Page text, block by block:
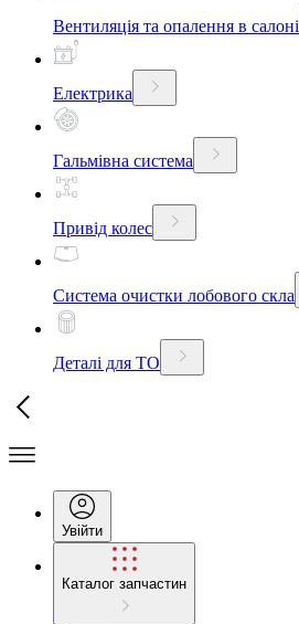
Вентиляція та опалення в салоні
Електрика
Гальмівна система
Привід колес
Система очистки лобового скла
Деталі для ТО
Увійти
Каталог запчастин